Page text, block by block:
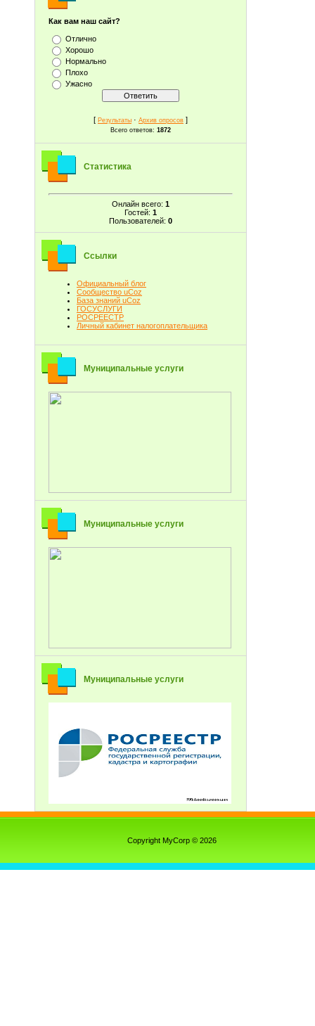
Как вам наш сайт?
Отлично
Хорошо
Нормально
Плохо
Ужасно
[ Результаты · Архив опросов ]
Всего ответов: 1872
Статистика
Онлайн всего: 1
Гостей: 1
Пользователей: 0
Ссылки
Официальный блог
Сообщество uCoz
База знаний uCoz
ГОСУСЛУГИ
РОСРЕЕСТР
Личный кабинет налогоплательщика
Муниципальные услуги
Муниципальные услуги
Муниципальные услуги
Copyright MyCorp © 2026